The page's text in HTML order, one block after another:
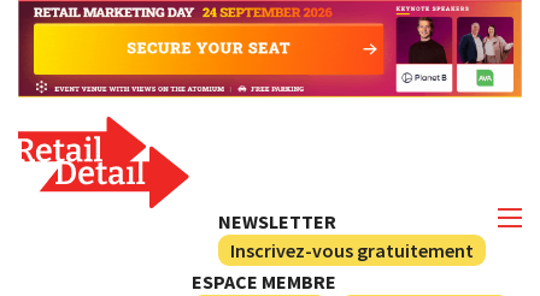
NEWSLETTER
Inscrivez-vous gratuitement
ESPACE MEMBRE